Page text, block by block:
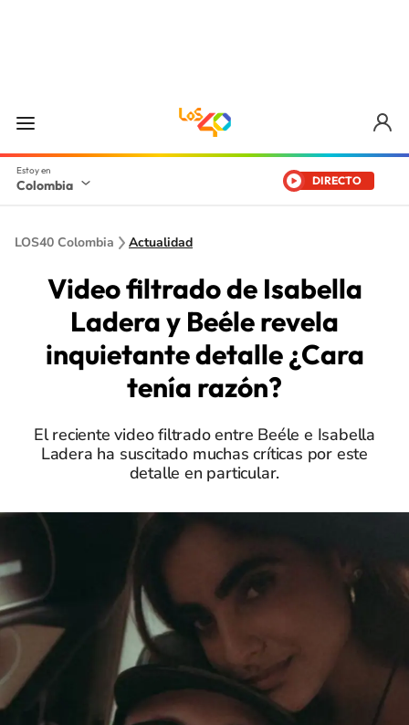
Colombia DIRECTO
LOS40 Colombia Actualidad
Video filtrado de Isabella
Ladera y Beéle revela
inquietante detalle ¿Cara
tenía razón?
El reciente video filtrado entre Beéle e Isabella
Ladera ha suscitado muchas críticas por este
detalle en particular.